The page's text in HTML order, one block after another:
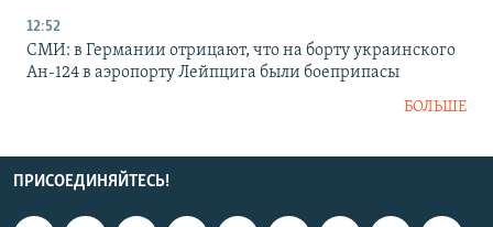
12:52
СМИ: в Германии отрицают, что на борту украинского
Ан-124 в аэропорту Лейпцига были боеприпасы
БОЛЬШЕ
ПРИСОЕДИНЯЙТЕСЬ!